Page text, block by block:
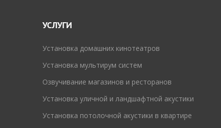
УСЛУГИ
Установка домашних кинотеатров
Установка мультирум систем
Озвучивание магазинов и ресторанов
Установка уличной и ландшафтной акустики
Установка потолочной акустики в квартире